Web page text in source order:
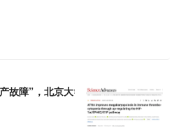
故障”，北京大学张晓辉团队揭示